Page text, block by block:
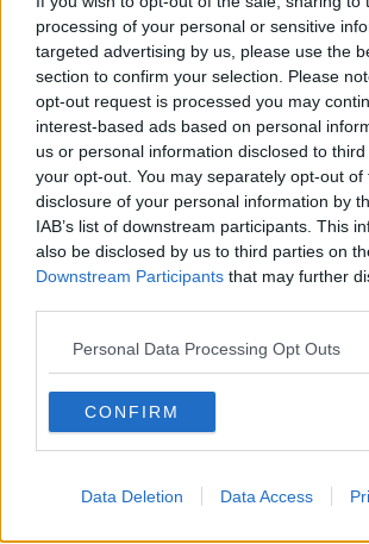
processing of your personal or sensitive
targeted advertising by us, please use the
section to confirm your selection. Please
opt-out request is processed you may
interest-based ads based on personal
us or personal information disclosed to
your opt-out. You may separately opt-out of
disclosure of your personal information by
IAB’s list of downstream participants. This
also be disclosed by us to third parties on
Downstream Participants that may further
Personal Data Processing Opt Outs
CONFIRM
Data Deletion Data Access
sociali e sport David Spalletti-, sono
Intervenire già in questa fascia di età è
fondamentale la collaborazione dei genitori e
hanno dato vita nel nostro territorio ad un
disabilità. Nel centro Gam, sia ai piccoli che ai
di vario tipo, viene data la possibilità di
capacità motorie, incentivando la relazione tra
possibilità di muoversi liberamente. In questo
dedicato ai bambini, alla disabilità e
un ruolo importantissimo di sostegno per le
le associazioni, le cooperative e le famiglie a
progetto e a far festa insieme a noi”.
Il programma della giornata comincia alle 8
non competitiva organizzata dall’associazione
possibilità di scegliere un percorso tra le
fra 3-6-12-18 km; tutti i percorsi escluso
artistico e gustare ottime caldarroste.